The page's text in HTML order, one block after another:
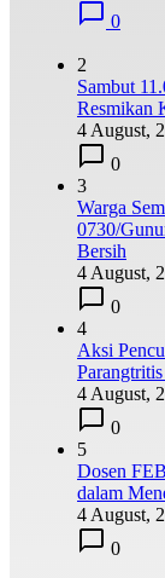
0
2
Sambut
Resmikan
4 August,
0
3
Warga
0730/
Bersih
4 August,
0
4
Aksi
4 August,
0
5
Dosen
dalam
4 August,
0